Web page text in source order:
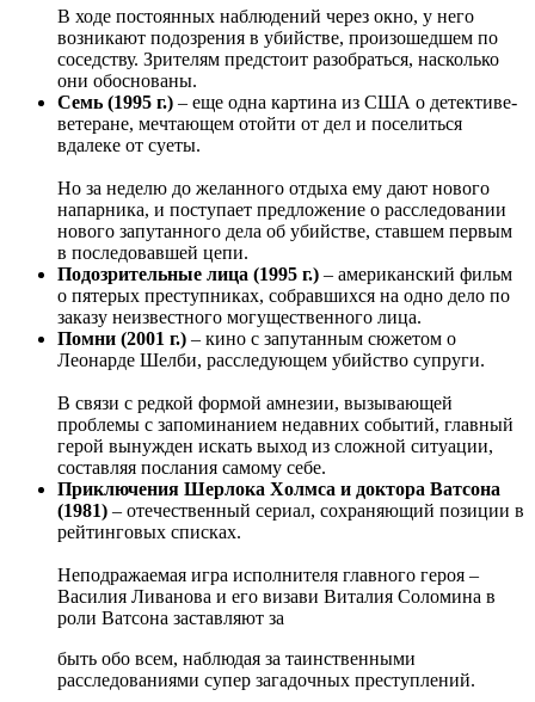
В ходе постоянных наблюдений через окно, у него
возникают подозрения в убийстве, произошедшем по
соседству. Зрителям предстоит разобраться, насколько
они обоснованы.
Семь (1995 г.) – еще одна картина из США о детективе-
ветеране, мечтающем отойти от дел и поселиться
вдалеке от суеты.
Но за неделю до желанного отдыха ему дают нового
напарника, и поступает предложение о расследовании
нового запутанного дела об убийстве, ставшем первым
в последовавшей цепи.
Подозрительные лица (1995 г.) – американский фильм
о пятерых преступниках, собравшихся на одно дело по
заказу неизвестного могущественного лица.
Помни (2001 г.) – кино с запутанным сюжетом о
Леонарде Шелби, расследующем убийство супруги.
В связи с редкой формой амнезии, вызывающей
проблемы с запоминанием недавних событий, главный
герой вынужден искать выход из сложной ситуации,
составляя послания самому себе.
Приключения Шерлока Холмса и доктора Ватсона
(1981) – отечественный сериал, сохраняющий позиции в
рейтинговых списках.
Неподражаемая игра исполнителя главного героя –
Василия Ливанова и его визави Виталия Соломина в
роли Ватсона заставляют за
быть обо всем, наблюдая за таинственными
расследованиями супер загадочных преступлений.